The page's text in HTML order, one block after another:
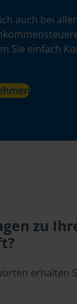
auch bei
Sie einfach
zu
erhalten